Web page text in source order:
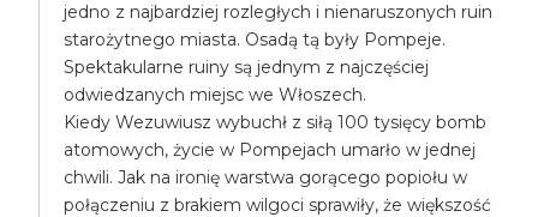
jedno z najbardziej rozległych i nienaruszonych ruin
starożytnego miasta. Osadą tą były Pompeje.
Spektakularne ruiny są jednym z najczęściej
odwiedzanych miejsc we Włoszech.
Kiedy Wezuwiusz wybuchł z siłą 100 tysięcy bomb
atomowych, życie w Pompejach umarło w jednej
chwili. Jak na ironię warstwa gorącego popiołu w
połączeniu z brakiem wilgoci sprawiły, że większość